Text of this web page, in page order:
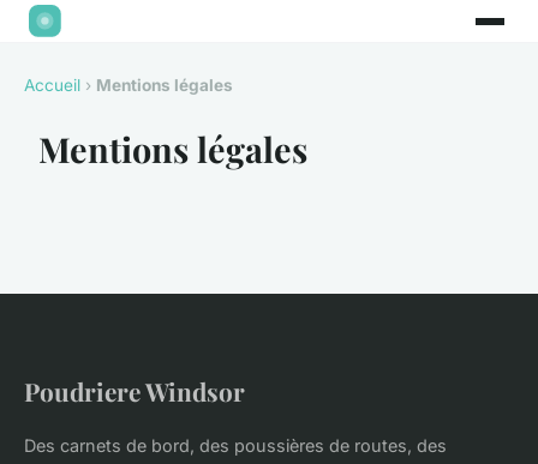
Accueil › Mentions légales
Mentions légales
Poudriere Windsor
Des carnets de bord, des poussières de routes, des